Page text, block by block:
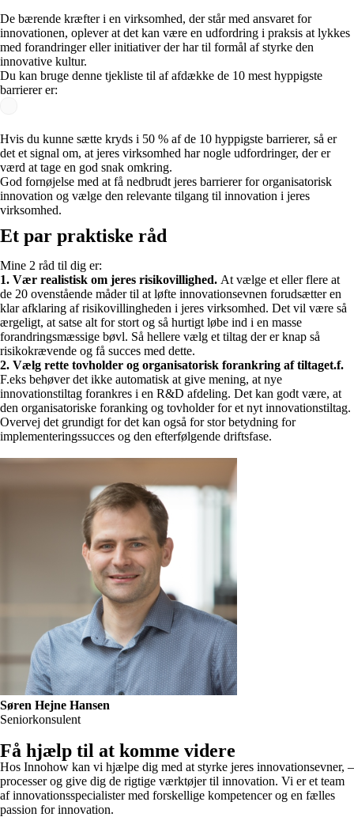
De bærende kræfter i en virksomhed, der står med ansvaret for
innovationen, oplever at det kan være en udfordring i praksis at lykkes
med forandringer eller initiativer der har til formål af styrke den
innovative kultur.
Du kan bruge denne tjekliste til af afdække de 10 mest hyppigste
barrierer er:
Hvis du kunne sætte kryds i 50 % af de 10 hyppigste barrierer, så er
det et signal om, at jeres virksomhed har nogle udfordringer, der er
værd at tage en god snak omkring.
God fornøjelse med at få nedbrudt jeres barrierer for organisatorisk
innovation og vælge den relevante tilgang til innovation i jeres
virksomhed.
Et par praktiske råd
Mine 2 råd til dig er:
1. Vær realistisk om jeres risikovillighed. At vælge et eller flere at
de 20 ovenstående måder til at løfte innovationsevnen forudsætter en
klar afklaring af risikovillingheden i jeres virksomhed. Det vil være så
ærgeligt, at satse alt for stort og så hurtigt løbe ind i en masse
forandringsmæssige bøvl. Så hellere vælg et tiltag der er knap så
risikokrævende og få succes med dette.
2. Vælg rette tovholder og organisatorisk forankring af tiltaget.f.
F.eks behøver det ikke automatisk at give mening, at nye
innovationstiltag forankres i en R&D afdeling. Det kan godt være, at
den organisatoriske foranking og tovholder for et nyt innovationstiltag.
Overvej det grundigt for det kan også for stor betydning for
implementeringssucces og den efterfølgende driftsfase.
Søren Hejne Hansen
Seniorkonsulent
Få hjælp til at komme videre
Hos Innohow kan vi hjælpe dig med at styrke jeres innovationsevner, –
processer og give dig de rigtige værktøjer til innovation. Vi er et team
af innovationsspecialister med forskellige kompetencer og en fælles
passion for innovation.